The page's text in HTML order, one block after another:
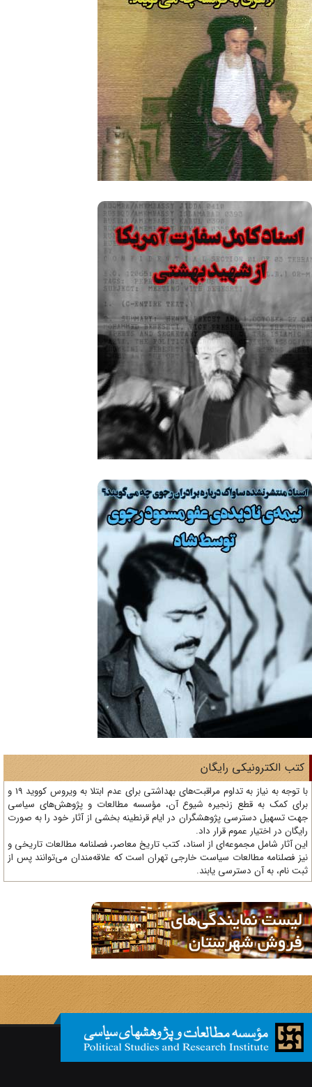
الکترونیکی رایگان
با توجه به نیاز به تداوم مراقبت‌های بهداشتی برای عدم ابتلا به ویروس کووید 19 و
کمک به قطع زنجیره شیوع آن، مؤسسه مطالعات و پژوهش‌های سیاسی
تسهیل دسترسی پژوهشگران در ایام قرنطینه بخشی از آثار خود را به صورت
در اختیار عموم قرار داد.
آثار شامل مجموعه‌ای از اسناد، کتب تاریخ معاصر، فصلنامه‌ مطالعات تاریخی و
فصلنامه مطالعات سیاست خارجی تهران است که علاقه‌مندان می‌توانند پس از
نام، به آن دسترسی یابند.